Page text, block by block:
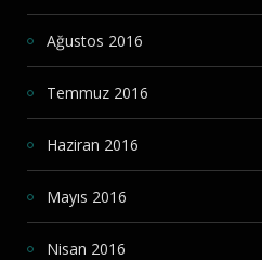
Ağustos 2016
Temmuz 2016
Haziran 2016
Mayıs 2016
Nisan 2016